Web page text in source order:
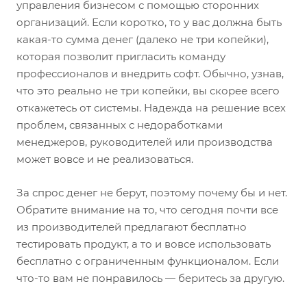
управления бизнесом с помощью сторонних
организаций. Если коротко, то у вас должна быть
какая-то сумма денег (далеко не три копейки),
которая позволит пригласить команду
профессионалов и внедрить софт. Обычно, узнав,
что это реально не три копейки, вы скорее всего
откажетесь от системы. Надежда на решение всех
проблем, связанных с недоработками
менеджеров, руководителей или производства
может вовсе и не реализоваться.
За спрос денег не берут, поэтому почему бы и нет.
Обратите внимание на то, что сегодня почти все
из производителей предлагают бесплатно
тестировать продукт, а то и вовсе использовать
бесплатно с ограниченным функционалом. Если
что-то вам не понравилось — беритесь за другую.